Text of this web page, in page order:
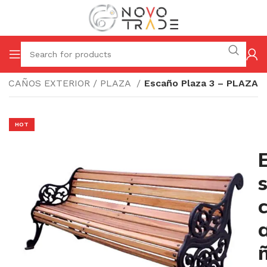
EXTERIOR / PLAZA Escaño Plaza 3 – PLAZA
HOT
s
c